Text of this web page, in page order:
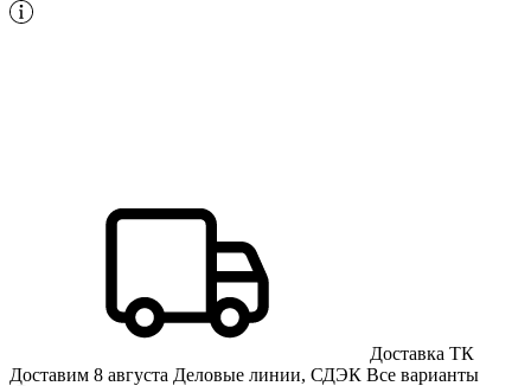
Доставка ТК
Доставим 8 августа Деловые линии, СДЭК Все варианты